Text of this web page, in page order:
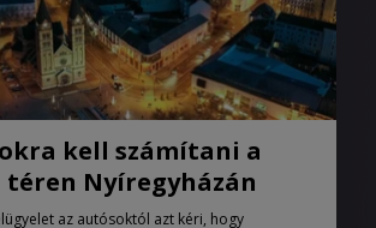
kell számítani a
téren Nyíregyházán
az autósoktól azt kéri, hogy